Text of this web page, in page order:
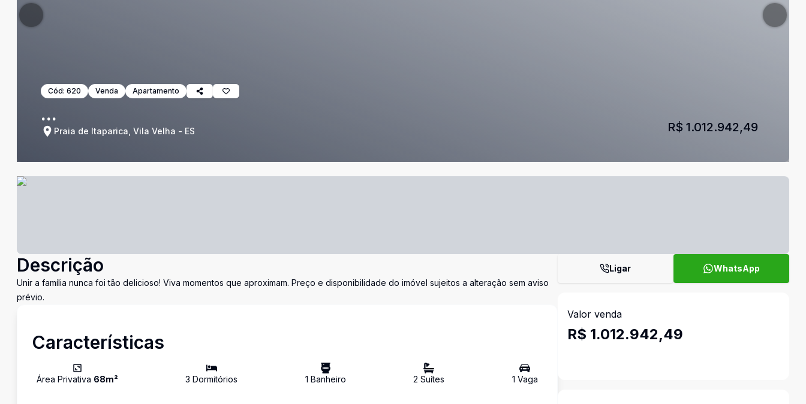
Cód: 620 Venda Apartamento
...
Praia de Itaparica, Vila Velha - ES R$ 1.012.942,49
Descrição
Unir a família nunca foi tão delicioso! Viva momentos que aproximam. Preço e disponibilidade do imóvel sujeitos a alteração sem aviso
prévio.
Características
Área Privativa 68m² 3 Dormitórios 1 Banheiro 2 Suítes 1 Vaga
Ligar WhatsApp
Valor venda
R$ 1.012.942,49